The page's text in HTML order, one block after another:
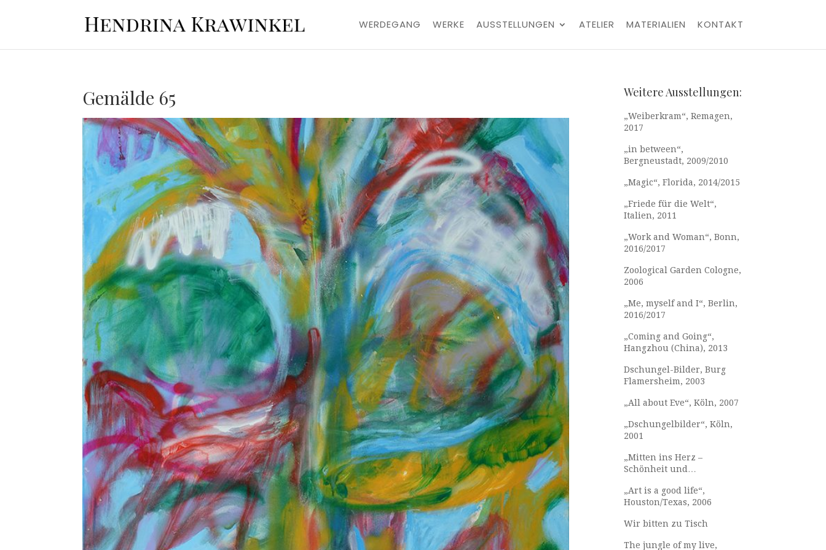
WERDEGANG WERKE AUSSTELLUNGEN ATELIER MATERIALIEN KONTAKT
Gemälde 65 Weitere Ausstellungen:
„Weiberkram“, Remagen,
2017
„in between“,
Bergneustadt, 2009/2010
„Magic“, Florida, 2014/2015
„Friede für die Welt“,
Italien, 2011
„Work and Woman“, Bonn,
2016/2017
Zoological Garden Cologne,
2006
„Me, myself and I“, Berlin,
2016/2017
„Coming and Going“,
Hangzhou (China), 2013
Dschungel-Bilder, Burg
Flamersheim, 2003
„All about Eve“, Köln, 2007
„Dschungelbilder“, Köln,
2001
„Mitten ins Herz –
Schönheit und
Welt“, Köln, 2019
„Art is a good life“,
Houston/Texas, 2006
Wir bitten zu Tisch
The jungle of my live,